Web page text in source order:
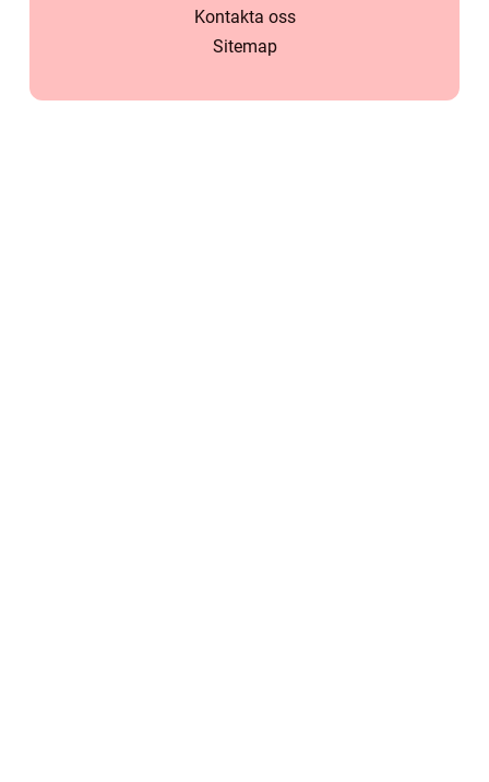
Kontakta oss
Sitemap